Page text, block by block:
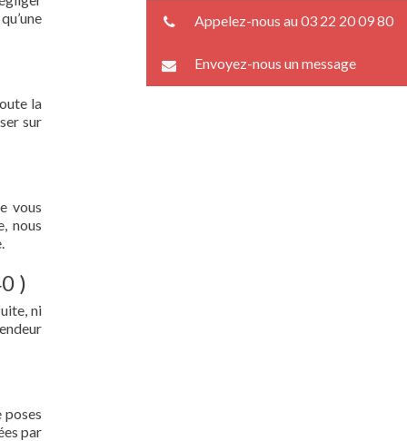
la
sur
vous
nous
)
ni
poses
par
Appelez-nous au 03 22 20 09 80
Envoyez-nous un message